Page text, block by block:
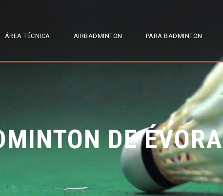
ÁREA TÉCNICA AIRBADMINTON PARA BADMINTON
DE ÉVORA